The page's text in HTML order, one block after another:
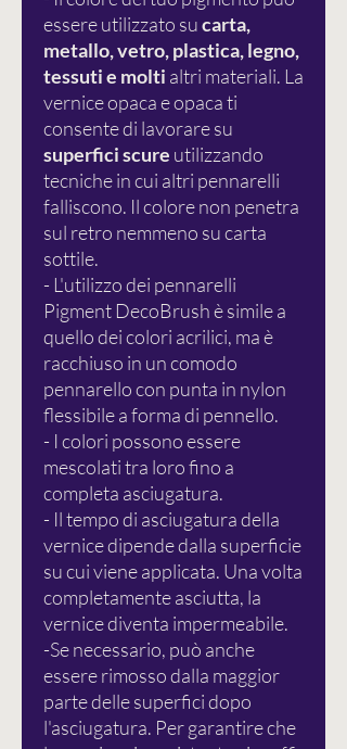
essere utilizzato sucarta,
metallo, vetro, plastica, legno,
tessuti e molti altri materiali. La
vernice opaca e opaca ti
consente di lavorare su
superfici scure utilizzando
tecniche in cui altri pennarelli
falliscono. Il colore non penetra
sul retro nemmeno su carta
sottile.
- L'utilizzo dei pennarelli
Pigment DecoBrush è simile a
quello dei colori acrilici, ma è
racchiuso in un comodo
pennarello con punta in nylon
flessibile a forma di pennello.
- I colori possono essere
mescolati tra loro fino a
completa asciugatura.
- Il tempo di asciugatura della
vernice dipende dalla superficie
su cui viene applicata. Una volta
completamente asciutta, la
vernice diventa impermeabile.
-Se necessario, può anche
essere rimosso dalla maggior
parte delle superfici dopo
l'asciugatura. Per garantire che